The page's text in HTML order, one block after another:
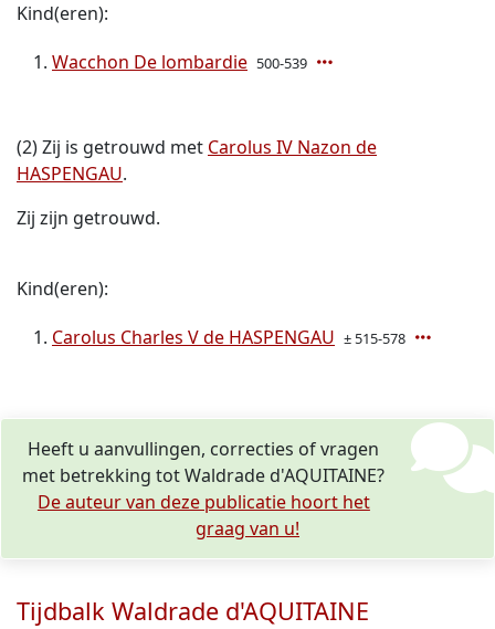
Kind(eren):
Wacchon De lombardie 500-539
(2) Zij is getrouwd met Carolus IV Nazon de
HASPENGAU.
Zij zijn getrouwd.
Kind(eren):
Carolus Charles V de HASPENGAU ± 515-578
Heeft u aanvullingen, correcties of vragen
met betrekking tot Waldrade d'AQUITAINE?
De auteur van deze publicatie hoort het
graag van u!
Tijdbalk Waldrade d'AQUITAINE